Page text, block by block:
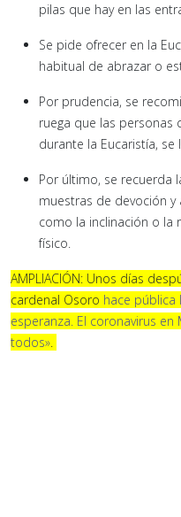
pilas que hay en las
Se pide ofrecer en la
habitual de abrazar o
Por prudencia, se
ruega que las personas
durante la Eucaristía,
Por último, se recuerda
muestras de devoción
como la inclinación o la
físico.
AMPLIACIÓN: Unos días
cardenal Osoro hace pública
esperanza. El coronavirus
todos».